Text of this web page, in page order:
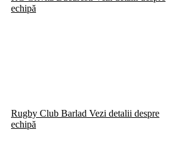
echipă
Rugby Club Barlad Vezi detalii despre
echipă